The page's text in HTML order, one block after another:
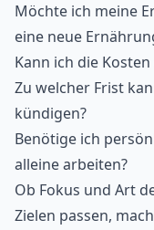
Möchte ich meine
eine neue
Kann ich die
Zu welcher Frist
kündigen?
Benötige ich
alleine arbeiten?
Ob Fokus und Art
Zielen passen,